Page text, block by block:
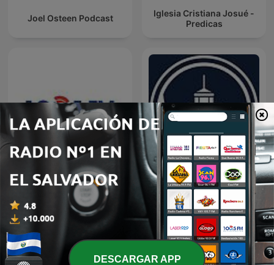
Joel Osteen Podcast
Iglesia Cristiana Josué -
Predicas
Restauracion Predicaciones Cristianas
DESCARGAR APP